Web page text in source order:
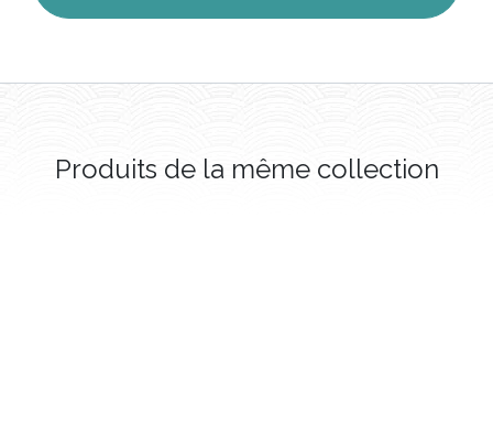
Produits de la même collection